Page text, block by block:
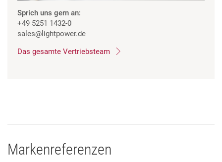
Sprich uns gern an:
+49 5251 1432-0
sales@lightpower.de
Das gesamte Vertriebsteam
Markenreferenzen